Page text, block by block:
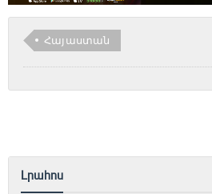
Հայաստան
Լրահոս